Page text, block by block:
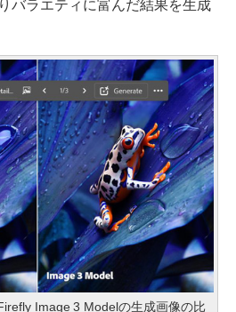
バラエティに富んだ結果を生成
Image 3 Modelの生成画像の比